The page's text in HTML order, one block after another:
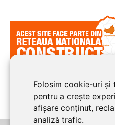
Folosim cookie-uri și
pentru a crește
afișare conținut,
analiză trafic.